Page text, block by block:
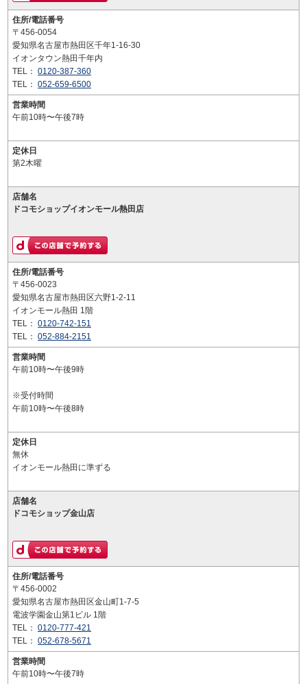
住所/電話番号
〒456-0054
愛知県名古屋市熱田区千年1-16-30
イオンタウン熱田千年内
TEL： 0120-387-360
TEL： 052-659-6500
営業時間
午前10時〜午後7時
定休日
第2木曜
店舗名
ドコモショップイオンモール熱田店
住所/電話番号
〒456-0023
愛知県名古屋市熱田区六野1-2-11
イオンモール熱田 1階
TEL： 0120-742-151
TEL： 052-884-2151
営業時間
午前10時〜午後9時
※受付時間
午前10時〜午後8時
定休日
無休
イオンモール熱田に準ずる
店舗名
ドコモショップ金山店
住所/電話番号
〒456-0002
愛知県名古屋市熱田区金山町1-7-5
電波学園金山第1ビル 1階
TEL： 0120-777-421
TEL： 052-678-5671
営業時間
午前10時〜午後7時